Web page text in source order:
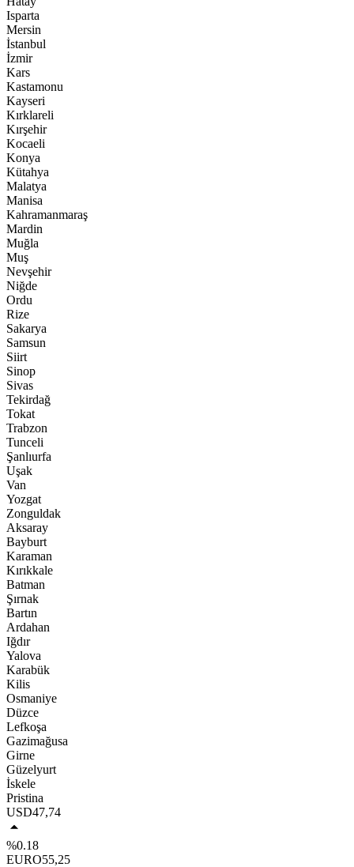
Isparta
Mersin
İstanbul
İzmir
Kars
Kastamonu
Kayseri
Kırklareli
Kırşehir
Kocaeli
Konya
Kütahya
Malatya
Manisa
Kahramanmaraş
Mardin
Muğla
Muş
Nevşehir
Niğde
Ordu
Rize
Sakarya
Samsun
Siirt
Sinop
Sivas
Tekirdağ
Tokat
Trabzon
Tunceli
Şanlıurfa
Uşak
Van
Yozgat
Zonguldak
Aksaray
Bayburt
Karaman
Kırıkkale
Batman
Şırnak
Bartın
Ardahan
Iğdır
Yalova
Karabük
Kilis
Osmaniye
Düzce
Lefkoşa
Gazimağusa
Girne
Güzelyurt
İskele
Pristina
USD47,74
%0.18
EURO55,25